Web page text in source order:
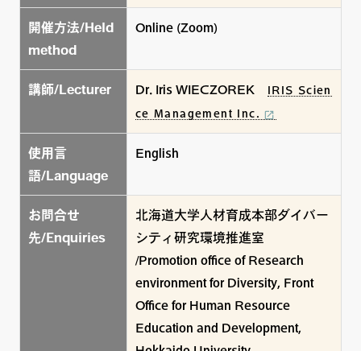
開催方法/Held
method
Online (Zoom)
講師/Lecturer Dr. Iris WIECZOREK IRIS Scien
ce Management Inc.
使用言
語/Language
English
お問合せ
先/Enquiries
北海道大学人材育成本部ダイバー
シティ研究環境推進室
/Promotion office of Research
environment for Diversity, Front
Office for Human Resource
Education and Development,